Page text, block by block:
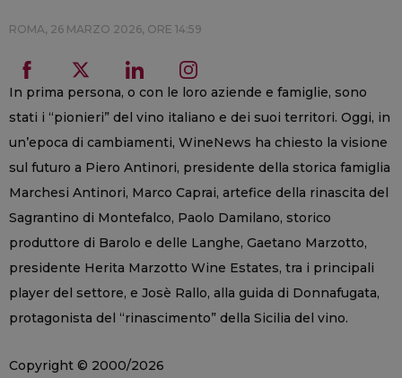
ROMA, 26 MARZO 2026, ORE 14:59
In prima persona, o con le loro aziende e famiglie, sono
stati i “pionieri” del vino italiano e dei suoi territori. Oggi, in
un’epoca di cambiamenti, WineNews ha chiesto la visione
sul futuro a Piero Antinori, presidente della storica famiglia
Marchesi Antinori, Marco Caprai, artefice della rinascita del
Sagrantino di Montefalco, Paolo Damilano, storico
produttore di Barolo e delle Langhe, Gaetano Marzotto,
presidente Herita Marzotto Wine Estates, tra i principali
player del settore, e Josè Rallo, alla guida di Donnafugata,
protagonista del “rinascimento” della Sicilia del vino.
Copyright © 2000/2026